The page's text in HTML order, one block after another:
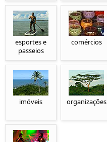
esportes e
passeios
comércios
imóveis organizações